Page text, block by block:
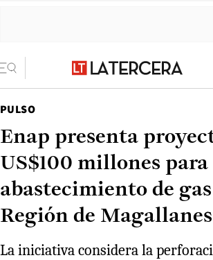
PULSO
Enap presenta
US$100 millones
abastecimiento de
Región de Magallanes
La iniciativa considera la